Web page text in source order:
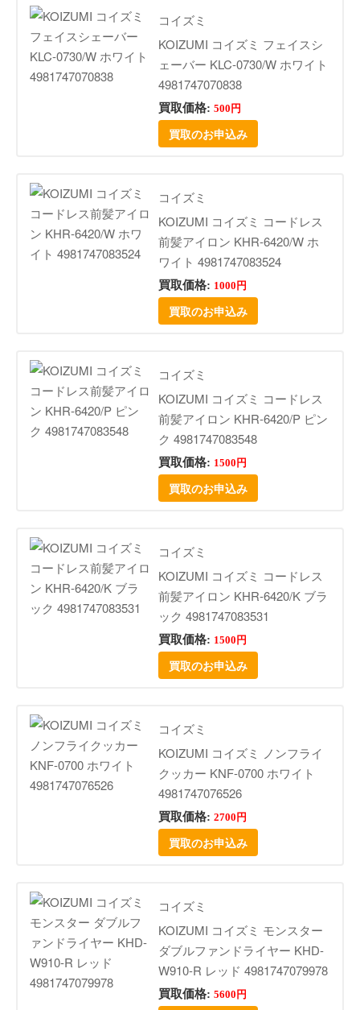
コイズミ
KOIZUMI コイズミ フェイスシ
ェーバー KLC-0730/W ホワイト
4981747070838
買取価格: 500円
買取のお申込み
コイズミ
KOIZUMI コイズミ コードレス
前髪アイロン KHR-6420/W ホ
ワイト 4981747083524
買取価格: 1000円
買取のお申込み
コイズミ
KOIZUMI コイズミ コードレス
前髪アイロン KHR-6420/P ピン
ク 4981747083548
買取価格: 1500円
買取のお申込み
コイズミ
KOIZUMI コイズミ コードレス
前髪アイロン KHR-6420/K ブラ
ック 4981747083531
買取価格: 1500円
買取のお申込み
コイズミ
KOIZUMI コイズミ ノンフライ
クッカー KNF-0700 ホワイト
4981747076526
買取価格: 2700円
買取のお申込み
コイズミ
KOIZUMI コイズミ モンスター
ダブルファンドライヤー KHD-
W910-R レッド 4981747079978
買取価格: 5600円